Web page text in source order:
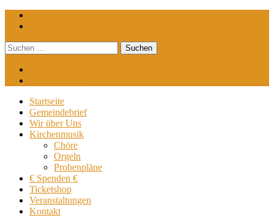
Suchen
nach:
Startseite
Gemeindebrief
Wir über Uns
Kirchenmusik
Chöre
Orgeln
Probenpläne
€ Spenden €
Ticketshop
Veranstaltungen
Kontakt